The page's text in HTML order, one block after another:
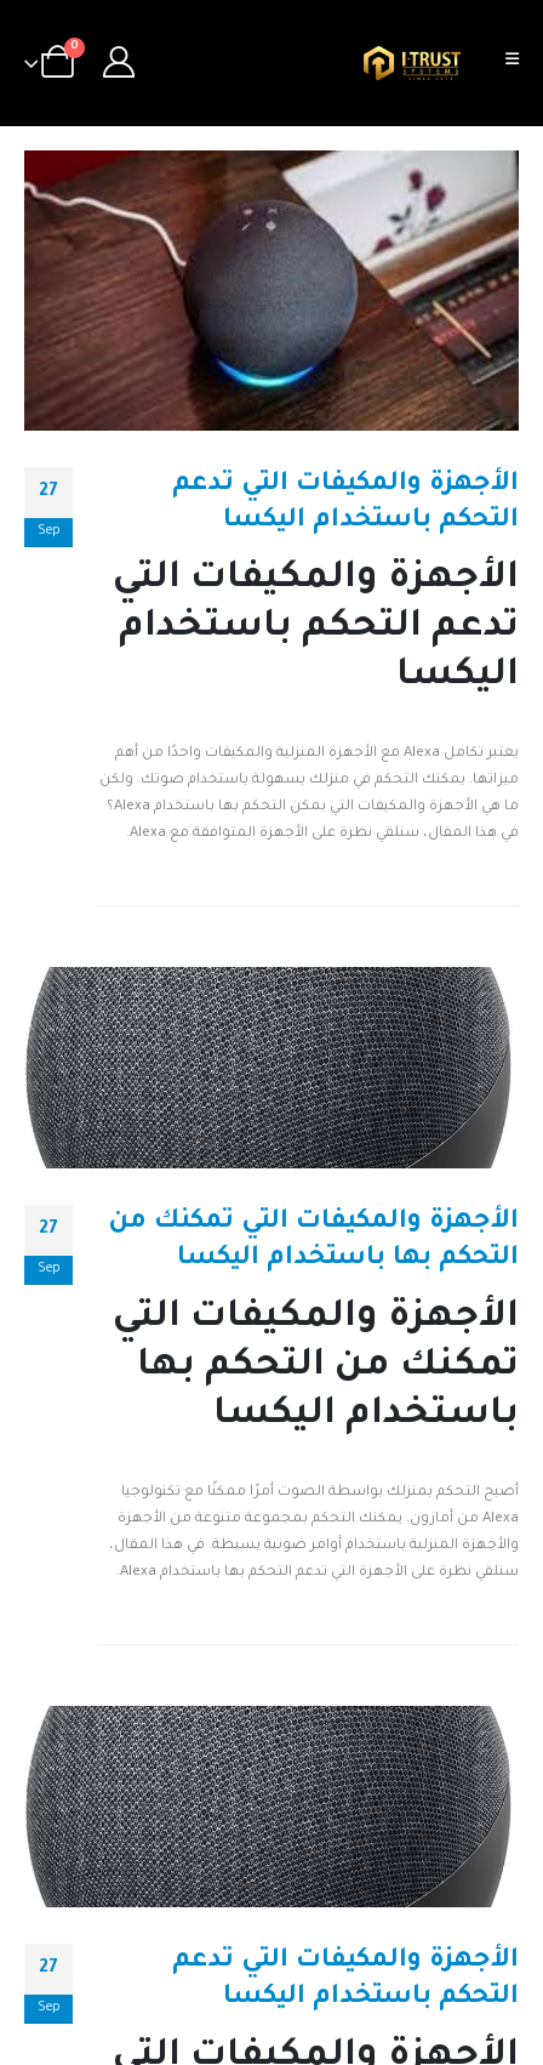
0
27
Sep
الأجهزة والمكيفات التي تدعم
التحكم باستخدام اليكسا
الأجهزة والمكيفات التي
تدعم التحكم باستخدام
اليكسا
يعتبر تكامل Alexa مع الأجهزة المنزلية والمكيفات واحدًا من أهم
ميزاتها. يمكنك التحكم في منزلك بسهولة باستخدام صوتك. ولكن
ما هي الأجهزة والمكيفات التي يمكن التحكم بها باستخدام Alexa؟
في هذا المقال، سنلقي نظرة على الأجهزة المتوافقة مع Alexa.
27
Sep
الأجهزة والمكيفات التي تمكنك من
التحكم بها باستخدام اليكسا
الأجهزة والمكيفات التي
تمكنك من التحكم بها
باستخدام اليكسا
أصبح التحكم بمنزلك بواسطة الصوت أمرًا ممكنًا مع تكنولوجيا
Alexa من أمازون. يمكنك التحكم بمجموعة متنوعة من الأجهزة
والأجهزة المنزلية باستخدام أوامر صوتية بسيطة. في هذا المقال،
سنلقي نظرة على الأجهزة التي تدعم التحكم بها باستخدام Alexa.
27
Sep
الأجهزة والمكيفات التي تدعم
التحكم باستخدام اليكسا